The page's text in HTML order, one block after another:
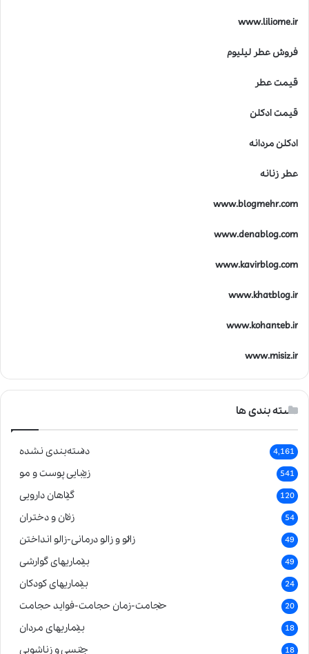
www.liliome.ir
فروش عطر لیلیوم
قیمت عطر
قیمت ادکلن
ادکلن مردانه
عطر زنانه
www.blogmehr.com
www.denablog.com
www.kavirblog.com
www.khatblog.ir
www.kohanteb.ir
www.misiz.ir
دسته بندی ها
دسته‌بندی نشده 4,161
زیبایی پوست و مو 541
گیاهان دارویی 120
زنان و دختران 54
زالو و زالو درمانی-زالو انداختن 49
بیماریهای گوارشی 49
بیماریهای کودکان 24
حجامت-زمان حجامت-فواید حجامت 20
بیماریهای مردان 18
جنسی و زناشویی 18